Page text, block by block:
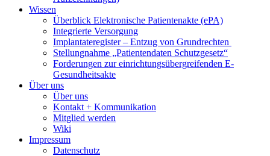
Wissen
Überblick Elektronische Patientenakte (ePA)
Integrierte Versorgung
Implantateregister – Entzug von Grundrechten
Stellungnahme „Patientendaten Schutzgesetz“
Forderungen zur einrichtungsübergreifenden E-
Gesundheitsakte
Über uns
Über uns
Kontakt + Kommunikation
Mitglied werden
Wiki
Impressum
Datenschutz